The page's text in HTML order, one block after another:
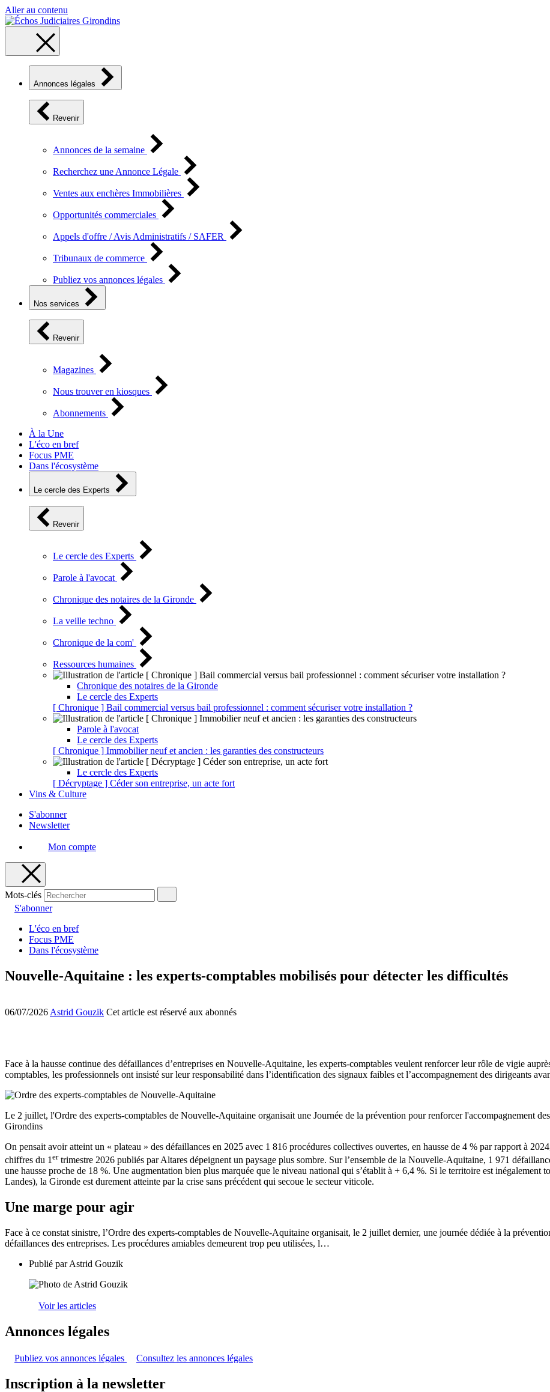
Aller au contenu
Annonces légales
Revenir
Annonces de la semaine
Recherchez une Annonce Légale
Ventes aux enchères Immobilières
Opportunités commerciales
Appels d'offre / Avis Administratifs / SAFER
Tribunaux de commerce
Publiez vos annonces légales
Nos services
Revenir
Magazines
Nous trouver en kiosques
Abonnements
À la Une
L'éco en bref
Focus PME
Dans l'écosystème
Le cercle des Experts
Revenir
Le cercle des Experts
Parole à l'avocat
Chronique des notaires de la Gironde
La veille techno
Chronique de la com'
Ressources humaines
Chronique des notaires de la Gironde
Le cercle des Experts
[ Chronique ] Bail commercial versus bail professionnel : comment sécuriser votre installation ?
Parole à l'avocat
Le cercle des Experts
[ Chronique ] Immobilier neuf et ancien : les garanties des constructeurs
Le cercle des Experts
[ Décryptage ] Céder son entreprise, un acte fort
Vins & Culture
S'abonner
Newsletter
Mon compte
Mots-clés
S'abonner
L'éco en bref
Focus PME
Dans l'écosystème
Nouvelle-Aquitaine : les experts-comptables mobilisés pour détecter les difficultés
06/07/2026 Astrid Gouzik Cet article est réservé aux abonnés
Face à la hausse continue des défaillances d’entreprises en Nouvelle-Aquitaine, les experts-comptables veulent renforcer leur rôle de vigie
comptables, les professionnels ont insisté sur leur responsabilité dans l’identification des signaux faibles et l’accompagnement des dirigeants
Le 2 juillet, l'Ordre des experts-comptables de Nouvelle-Aquitaine organisait une Journée de la prévention pour renforcer l'accompagnement
Girondins
On pensait avoir atteint un « plateau » des défaillances en 2025 avec 1 816 procédures collectives ouvertes, en hausse de 4 % par rapport à
chiffres du 1 ertrimestre 2026 publiés par Altares dépeignent un paysage plus sombre. Sur l’ensemble de la Nouvelle-Aquitaine, 1 971
une hausse proche de 18 %. Une augmentation bien plus marquée que le niveau national qui s’établit à + 6,4 %. Si le territoire est inégalement
Landes), la Gironde est durement atteinte par la crise sans précédent qui secoue le secteur viticole.
Une marge pour agir
Face à ce constat sinistre, l’Ordre des experts-comptables de Nouvelle-Aquitaine organisait, le 2 juillet dernier, une journée dédiée à la
défaillances des entreprises. Les procédures amiables demeurent trop peu utilisées, l…
Publié parAstrid Gouzik
Voir les articles
Annonces légales
Publiez vos annonces légales Consultez les annonces légales
Inscription à la newsletter